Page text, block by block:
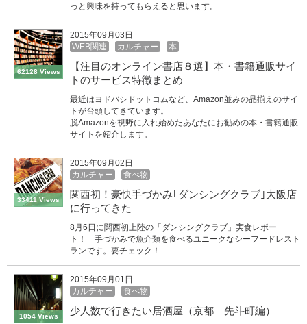
っと興味を持ってもらえると思います。
62128 Views
2015年09月03日
WEB関連
カルチャー 本
【注目のオンライン書店８選】本・書籍通販サイ
トのサービス特徴まとめ
最近はヨドバシドットコムなど、Amazon並みの品揃えのサイ
トが台頭してきています。
脱Amazonを視野に入れ始めたあなたにお勧めの本・書籍通販
サイトを紹介します。
33411 Views
2015年09月02日
カルチャー
食べ物
関西初！豪快手づかみ｢ダンシングクラブ｣大阪店
に行ってきた
8月6日に関西初上陸の「ダンシングクラブ」実食レポー
ト！ 手づかみで魚介類を食べるユニークなシーフードレスト
ランです。要チェック！
1054 Views
2015年09月01日
カルチャー
食べ物
少人数で行きたい居酒屋（京都 先斗町編）